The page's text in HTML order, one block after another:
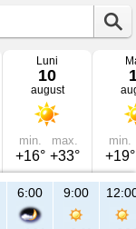
Luni
10
august
min.
+16°
max.
+33°
min.
+19°
6:00 9:00